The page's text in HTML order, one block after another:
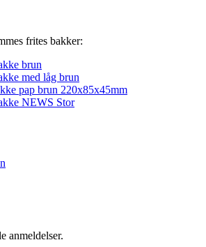
frites bakker:
brun
med låg brun
pap brun 220x85x45mm
NEWS Stor
anmeldelser.